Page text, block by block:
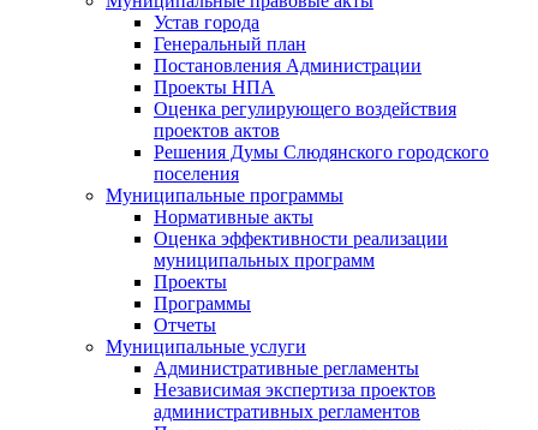
Устав города
Генеральный план
Постановления Администрации
Проекты НПА
Оценка регулирующего воздействия
проектов актов
Решения Думы Слюдянского городского
поселения
Муниципальные программы
Нормативные акты
Оценка эффективности реализации
муниципальных программ
Проекты
Программы
Отчеты
Муниципальные услуги
Административные регламенты
Независимая экспертиза проектов
административных регламентов